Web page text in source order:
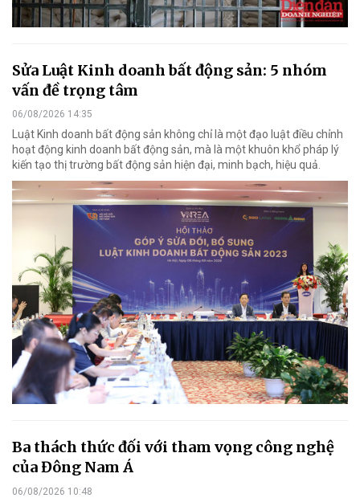
Sửa Luật Kinh doanh bất động sản: 5 nhóm
vấn đề trọng tâm
06/08/2026 14:35
Luật Kinh doanh bất động sản không chỉ là một đạo luật điều chỉnh
hoạt động kinh doanh bất động sản, mà là một khuôn khổ pháp lý
kiến tạo thị trường bất động sản hiện đại, minh bạch, hiệu quả.
Ba thách thức đối với tham vọng công nghệ
của Đông Nam Á
06/08/2026 10:48